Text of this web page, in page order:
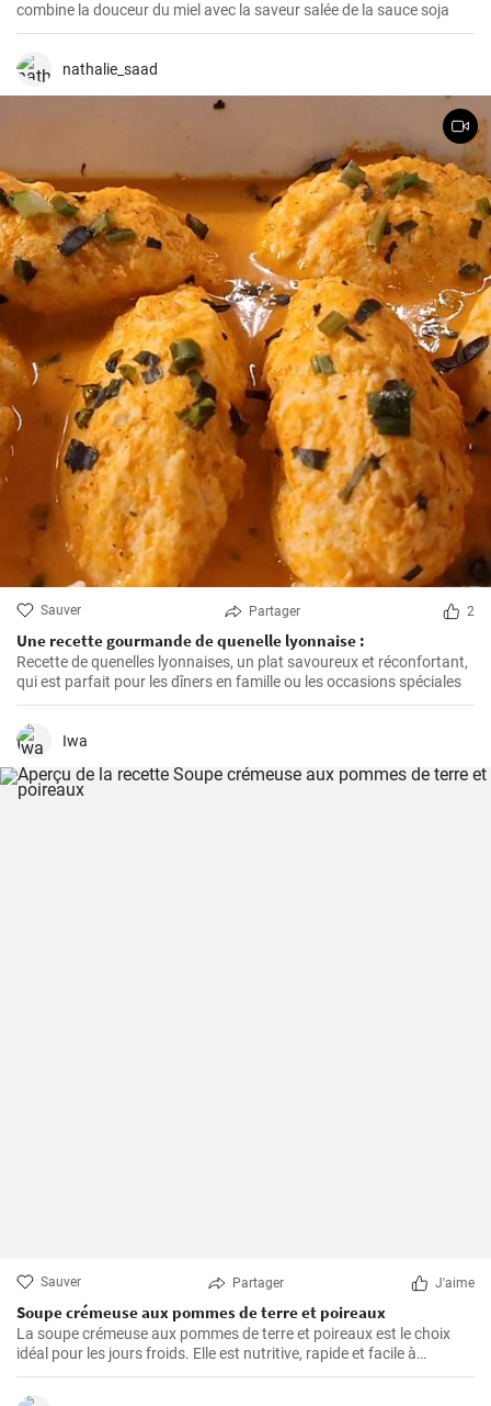
combine la douceur du miel avec la saveur salée de la sauce soja
nathalie_saad
Sauver Partager 2
Une recette gourmande de quenelle lyonnaise :
Recette de quenelles lyonnaises, un plat savoureux et réconfortant,
qui est parfait pour les dîners en famille ou les occasions spéciales
Iwa
Sauver Partager J'aime
Soupe crémeuse aux pommes de terre et poireaux
La soupe crémeuse aux pommes de terre et poireaux est le choix
idéal pour les jours froids. Elle est nutritive, rapide et facile à
préparer. Elle est remplie de nutriments de légumes sains.